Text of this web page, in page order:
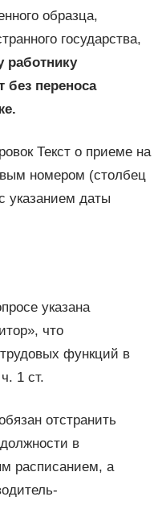
образца,
государства,
работнику
переноса
Текст о приеме на
номером (столбец
указанием даты
указана
что
функций в
1 ст.
отстранить
в
расписанием, а